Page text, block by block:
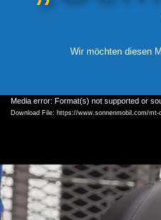
Wir möchten diesen
Video
Player
Media error: Format(s) not supported or
Download File: https://www.sonnenmobil.com/